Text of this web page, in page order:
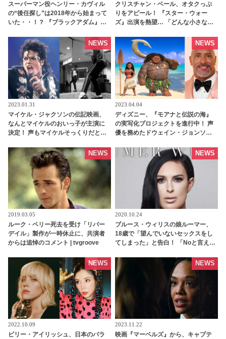
スーパーマン役ヘンリー・カヴィル
の“後任探し”は2018年から始まって
いた・・！？ 『ブラックアダム』に
撤回のヘンリー、彼の復帰チャンス
はもうない？ - tvgroove
クリスチャン・ベール、オタクっぷ
りをアピール！ 『スター・ウォー
ズ』出演を熱望… 「どんな小さな役
2023.01.31
マイケル・ジャクソンの伝記映画、
なんとマイケルのおいっ子が主演に
決定！ 声もマイケルそっくりだと話
に命を吹き込むことができて光栄」
[動画あり] - tvgroove
NEWS
2023.04.04
ディズニー、『モアナと伝説の海』
の実写化プロジェクトを進行中！ 声
優を務めたドウェイン・ジョンソン
にとって深い意味を持つ」 -
tvgroove
NEWS
2019.03.05
ルーク・ペリー死去を受け「リバー
デイル」製作が一時休止に、共演者
からは追悼のコメント | tvgroove
NEWS
2020.10.24
ブルース・ウィリスの娘ルーマー、
18歳で「望んでいないセックスをし
てしまった」と告白！ 「Noと言えな
NEWS
2022.10.09
ビリー・アイリッシュ、日本のバラ
NEWS
2023.11.22
映画『マーベルズ』から、キャプテ
NEWS